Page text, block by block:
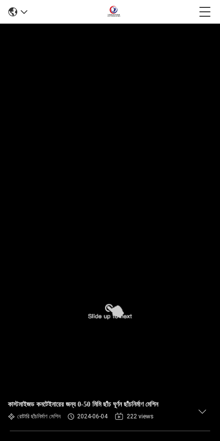
কাস্টমাইজড কনটেইনারের জন্য 0-50 মিমি ছাঁচ ঘূর্ণন ছাঁচনির্মাণ মেশিন
রোটারি ছাঁচনির্মাণ মেশিন 2024-06-04 222 views